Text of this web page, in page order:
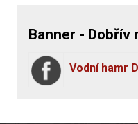
Banner - Dobřív
Vodní hamr